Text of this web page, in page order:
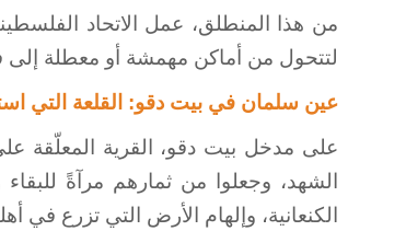
من هذا المنطلق، عمل الاتحاد
لتتحول من أماكن مهمشة أو معطلة إلى
عين سلمان في بيت دقو: القلعة التي
على مدخل بيت دقو، القرية المعلّقة
الشهد، وجعلوا من ثمارهم مرآةً
الكنعانية، وإلهام الأرض التي تزرع في